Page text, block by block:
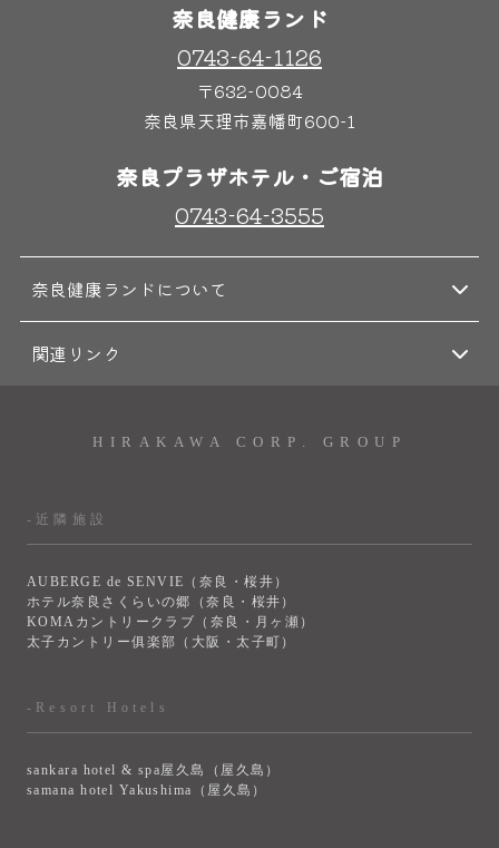
奈良健康ランド
0743-64-1126
〒632-0084
奈良県天理市嘉幡町600-1
奈良プラザホテル・ご宿泊
0743-64-3555
奈良健康ランドについて
関連リンク
HIRAKAWA CORP. GROUP
-近隣施設
AUBERGE de SENVIE（奈良・桜井）
ホテル奈良さくらいの郷（奈良・桜井）
KOMAカントリークラブ（奈良・月ヶ瀬）
太子カントリー俱楽部（大阪・太子町）
-Resort Hotels
sankara hotel & spa屋久島（屋久島）
samana hotel Yakushima（屋久島）